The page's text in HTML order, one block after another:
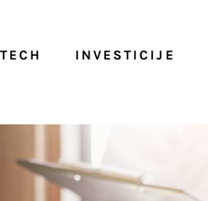
INVESTICIJE